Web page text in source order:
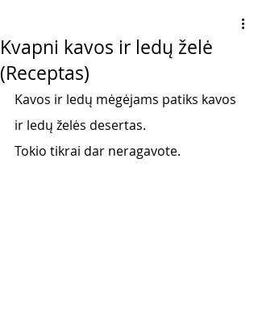
Kvapni kavos ir ledų želė
(Receptas)
Kavos ir ledų mėgėjams patiks kavos
ir ledų želės desertas.
Tokio tikrai dar neragavote.